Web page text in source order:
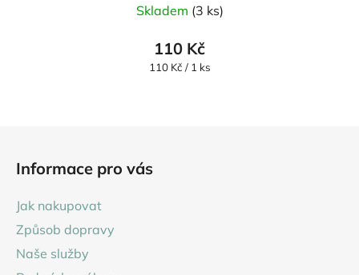
Skladem (3 ks)
110 Kč
Měrná
110 Kč / 1 ks
Informace pro vás
Jak nakupovat
Způsob dopravy
Naše služby